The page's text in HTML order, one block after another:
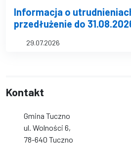
Informacja o
przedłużenie do
29.07.2026
Kontakt
Gmina Tuczno
ul. Wolności 6,
78-640 Tuczno